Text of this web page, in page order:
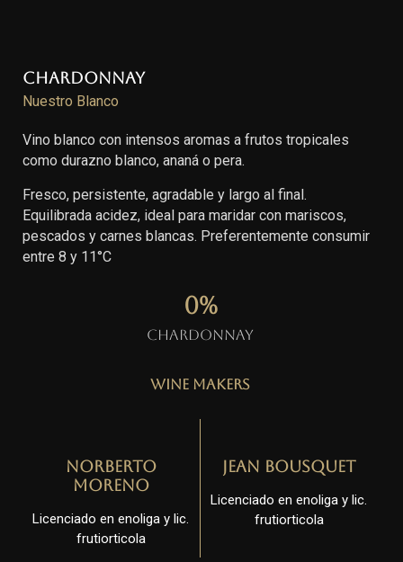
Chardonnay
Nuestro Blanco
Vino blanco con intensos aromas a frutos tropicales
como durazno blanco, ananá o pera.
Fresco, persistente, agradable y largo al final.
Equilibrada acidez, ideal para maridar con mariscos,
pescados y carnes blancas. Preferentemente consumir
entre 8 y 11°C
Chardonnay
0%
Wine Makers
Norberto
Moreno
Licenciado en enoliga y lic.
frutiorticola
Jean Bousquet
Licenciado en enoliga y lic.
frutiorticola